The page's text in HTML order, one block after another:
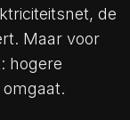
de
Maar voor
hogere